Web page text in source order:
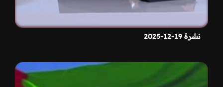
نشرة 19-12-2025